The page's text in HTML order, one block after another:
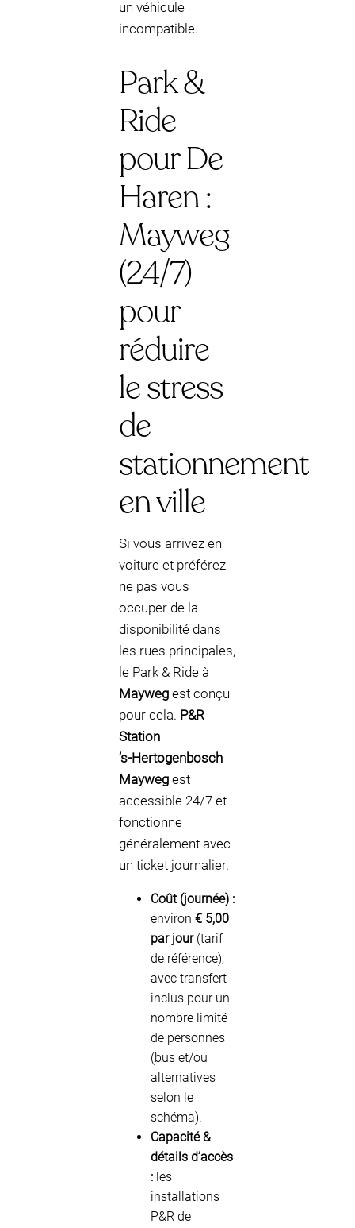
un véhicule
incompatible.
Park &
Ride
pour De
Haren :
Mayweg
(24/7)
pour
réduire
le stress
de
stationnement
en ville
Si vous arrivez en
voiture et préférez
ne pas vous
occuper de la
disponibilité dans
les rues principales,
le Park & Ride à
Mayweg est conçu
pour cela. P&R
Station
’s‑Hertogenbosch
Mayweg est
accessible 24/7 et
fonctionne
généralement avec
un ticket journalier.
Coût (journée) :
environ € 5,00
par jour(tarif
de référence),
avec transfert
inclus pour un
nombre limité
de personnes
(bus et/ou
alternatives
selon le
schéma).
Capacité &
détails d’accès
: les
installations
P&R de